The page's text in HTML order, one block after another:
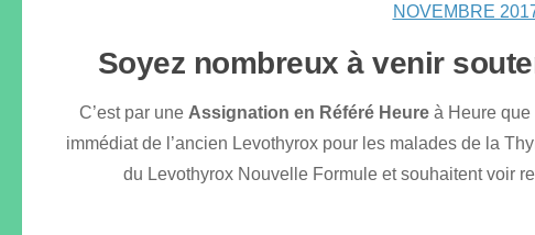
NOVEMBRE
Soyez nombreux à venir
C’est par une Assignation en Référé Heureà Heure que
immédiat de l’ancien Levothyrox pour les malades de la
du Levothyrox Nouvelle Formule et souhaitent voir